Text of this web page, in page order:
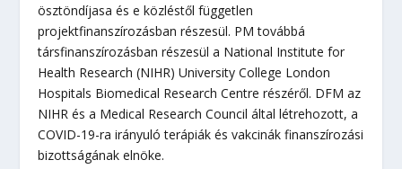
ösztöndíjasa és e közléstől független
projektfinanszírozásban részesül. PM továbbá
társfinanszírozásban részesül a National Institute for
Health Research (NIHR) University College London
Hospitals Biomedical Research Centre részéről. DFM az
NIHR és a Medical Research Council által létrehozott, a
COVID-19-ra irányuló terápiák és vakcinák finanszírozási
bizottságának elnöke.